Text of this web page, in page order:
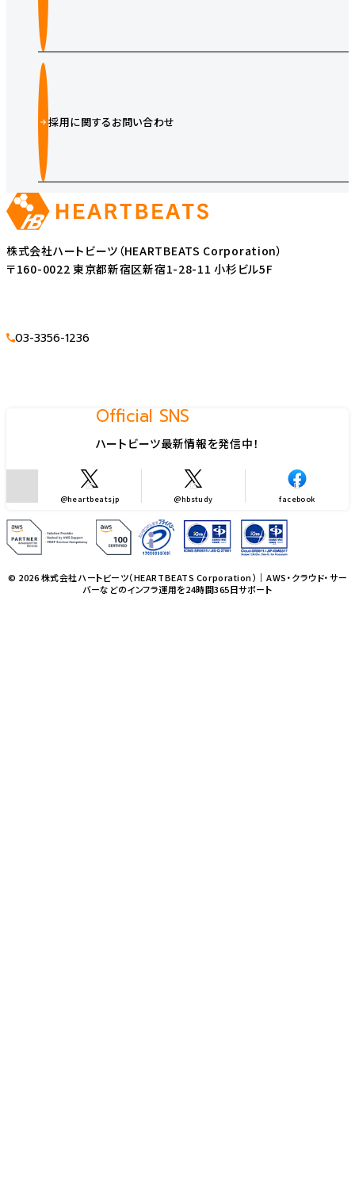
採用に関するお問い合わせ
株式会社ハートビーツ（HEARTBEATS Corporation）
〒160-0022 東京都新宿区新宿1-28-11 小杉ビル5F
03-3356-1236
Official SNS
ハートビーツ最新情報を発信中！
@heartbeatsjp @hbstudy facebook
© 2026 株式会社ハートビーツ（HEARTBEATS Corporation）｜AWS・クラウド・サー
バーなどのインフラ運用を24時間365日サポート